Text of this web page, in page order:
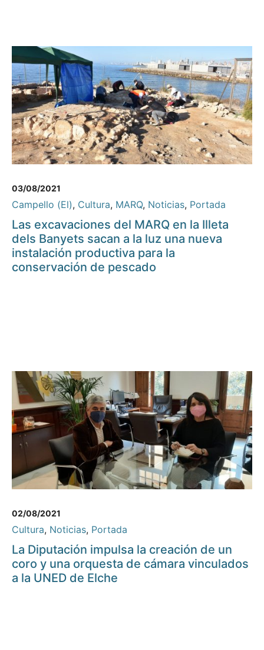
03/08/2021
Campello (El), Cultura, MARQ, Noticias, Portada
Las excavaciones del MARQ en la Illeta
dels Banyets sacan a la luz una nueva
instalación productiva para la
conservación de pescado
02/08/2021
Cultura, Noticias, Portada
La Diputación impulsa la creación de un
coro y una orquesta de cámara vinculados
a la UNED de Elche